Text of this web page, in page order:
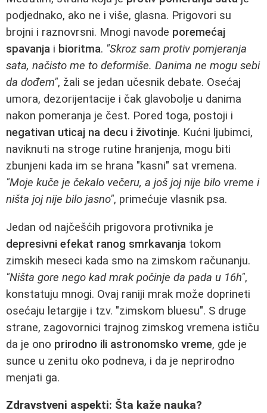
podjednako, ako ne i više, glasna. Prigovori su
brojni i raznovrsni. Mnogi navode poremećaj
spavanja i bioritma. "Skroz sam protiv pomjeranja
sata, načisto me to deformiše. Danima ne mogu sebi
da dođem", žali se jedan učesnik debate. Osećaj
umora, dezorijentacije i čak glavobolje u danima
nakon pomeranja je čest. Pored toga, postoji i
negativan uticaj na decu i životinje. Kućni ljubimci,
naviknuti na stroge rutine hranjenja, mogu biti
zbunjeni kada im se hrana "kasni" sat vremena.
"Moje kuče je čekalo večeru, a još joj nije bilo vreme i
ništa joj nije bilo jasno", primećuje vlasnik psa.
Jedan od najčešćih prigovora protivnika je
depresivni efekat ranog smrkavanja tokom
zimskih meseci kada smo na zimskom računanju.
"Ništa gore nego kad mrak počinje da pada u 16h",
konstatuju mnogi. Ovaj raniji mrak može doprineti
osećaju letargije i tzv. "zimskom bluesu". S druge
strane, zagovornici trajnog zimskog vremena ističu
da je ono prirodno ili astronomsko vreme, gde je
sunce u zenitu oko podneva, i da je neprirodno
menjati ga.
Zdravstveni aspekti: Šta kaže nauka?